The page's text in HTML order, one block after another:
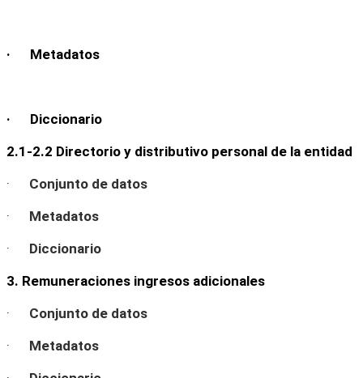
· Metadatos
· Diccionario
2.1-2.2 Directorio y distributivo personal de la entidad
· Conjunto de datos
· Metadatos
· Diccionario
3. Remuneraciones ingresos adicionales
· Conjunto de datos
· Metadatos